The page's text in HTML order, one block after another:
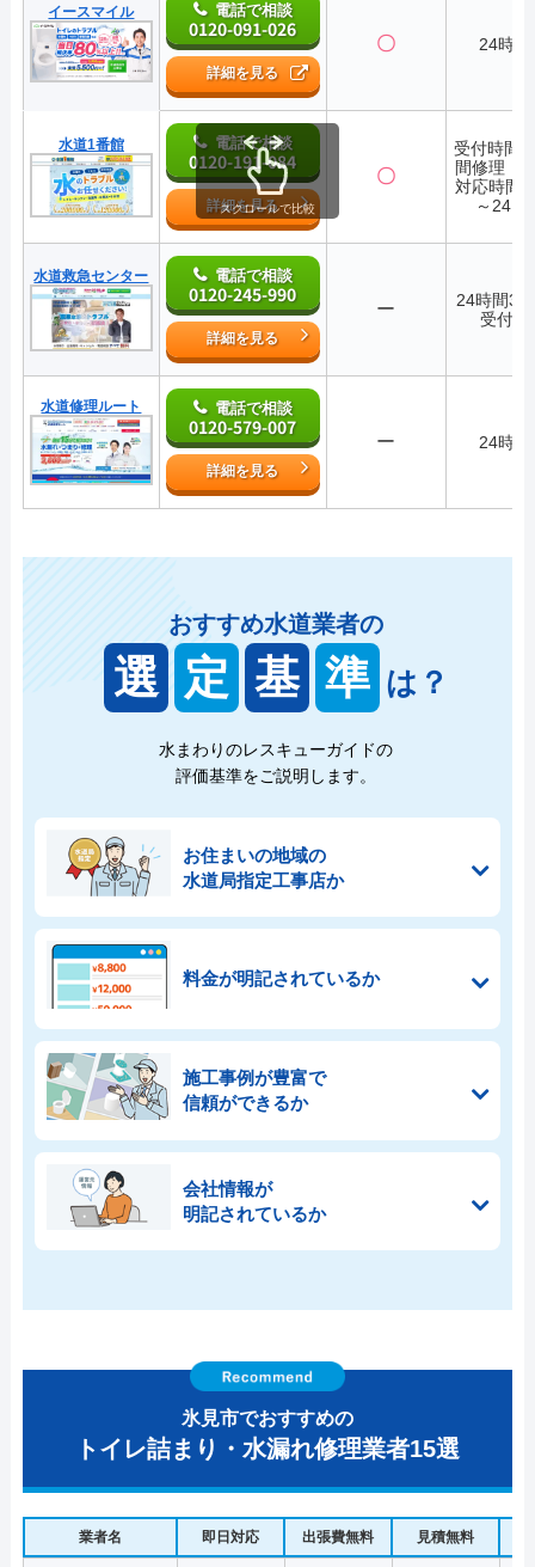
イースマイル 電話で相談
0120-091-026
詳細を見る
〇 24時間
水道1番館 電話で相談
0120-191-084
詳細を見る
〇
受付時間
間修理・
対応時間
～24:00
水道救急センター 電話で相談
0120-245-990
詳細を見る
ー
24時間
受付中
水道修理ルート 電話で相談
0120-579-007
詳細を見る
ー 24時間
スクロールで比較
おすすめ水道業者の
選 定 基 準 は？
水まわりのレスキューガイドの
評価基準をご説明します。
お住まいの地域の
水道局指定工事店か
料金が明記されているか
施工事例が豊富で
信頼ができるか
会社情報が
明記されているか
氷見市でおすすめの
トイレ詰まり・水漏れ修理業者15選
業者名 即日対応 出張費無料 見積無料